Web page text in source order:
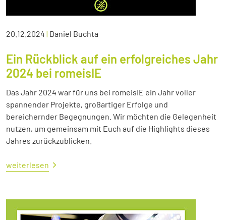
20.12.2024 | Daniel Buchta
Ein Rückblick auf ein erfolgreiches Jahr
2024 bei romeisIE
Das Jahr 2024 war für uns bei romeisIE ein Jahr voller
spannender Projekte, großartiger Erfolge und
bereichernder Begegnungen. Wir möchten die Gelegenheit
nutzen, um gemeinsam mit Euch auf die Highlights dieses
Jahres zurückzublicken.
weiterlesen